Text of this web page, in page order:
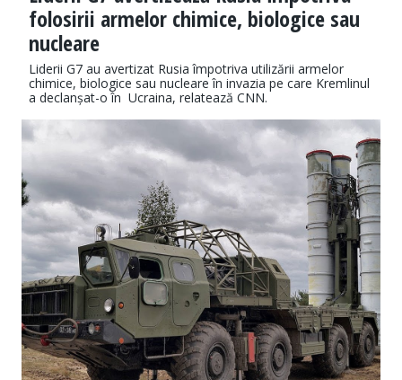
folosirii armelor chimice, biologice sau
nucleare
Liderii G7 au avertizat Rusia împotriva utilizării armelor
chimice, biologice sau nucleare în invazia pe care Kremlinul
a declanșat-o în Ucraina, relatează CNN.